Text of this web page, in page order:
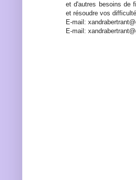
et d'autres besoins de
et résoudre vos
E-mail:
E-mail: